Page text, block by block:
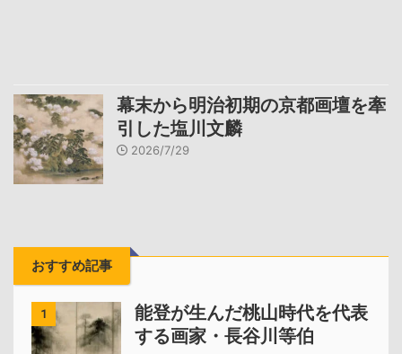
幕末から明治初期の京都画壇を牽
引した塩川文麟
2026/7/29
おすすめ記事
1
能登が生んだ桃山時代を代表
する画家・長谷川等伯